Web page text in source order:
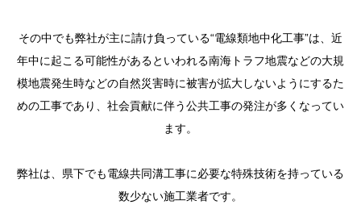
その中でも弊社が主に請け負っている“電線類地中化工事”は、近
年中に起こる可能性があるといわれる南海トラフ地震などの大規
模地震発生時などの自然災害時に被害が拡大しないようにするた
めの工事であり、社会貢献に伴う公共工事の発注が多くなってい
ます。
弊社は、県下でも電線共同溝工事に必要な特殊技術を持っている
数少ない施工業者です。